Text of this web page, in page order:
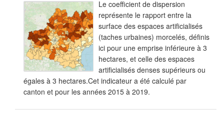
Le coefficient de dispersion
représente le rapport entre la
surface des espaces artificialisés
(taches urbaines) morcelés, définis
ici pour une emprise inférieure à 3
hectares, et celle des espaces
artificialisés denses supérieurs ou
égales à 3 hectares.Cet indicateur a été calculé par
canton et pour les années 2015 à 2019.